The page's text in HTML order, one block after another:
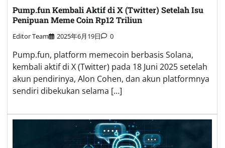
Pump.fun Kembali Aktif di X (Twitter) Setelah Isu
Penipuan Meme Coin Rp12 Triliun
Editor Team 2025年6月19日 0
Pump.fun, platform memecoin berbasis Solana,
kembali aktif di X (Twitter) pada 18 Juni 2025 setelah
akun pendirinya, Alon Cohen, dan akun platformnya
sendiri dibekukan selama […]